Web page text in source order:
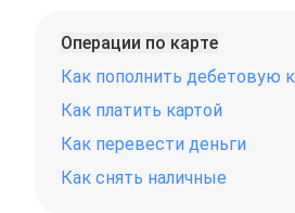
Операции по карте
Как пополнить дебетовую
Как платить картой
Как перевести деньги
Как снять наличные